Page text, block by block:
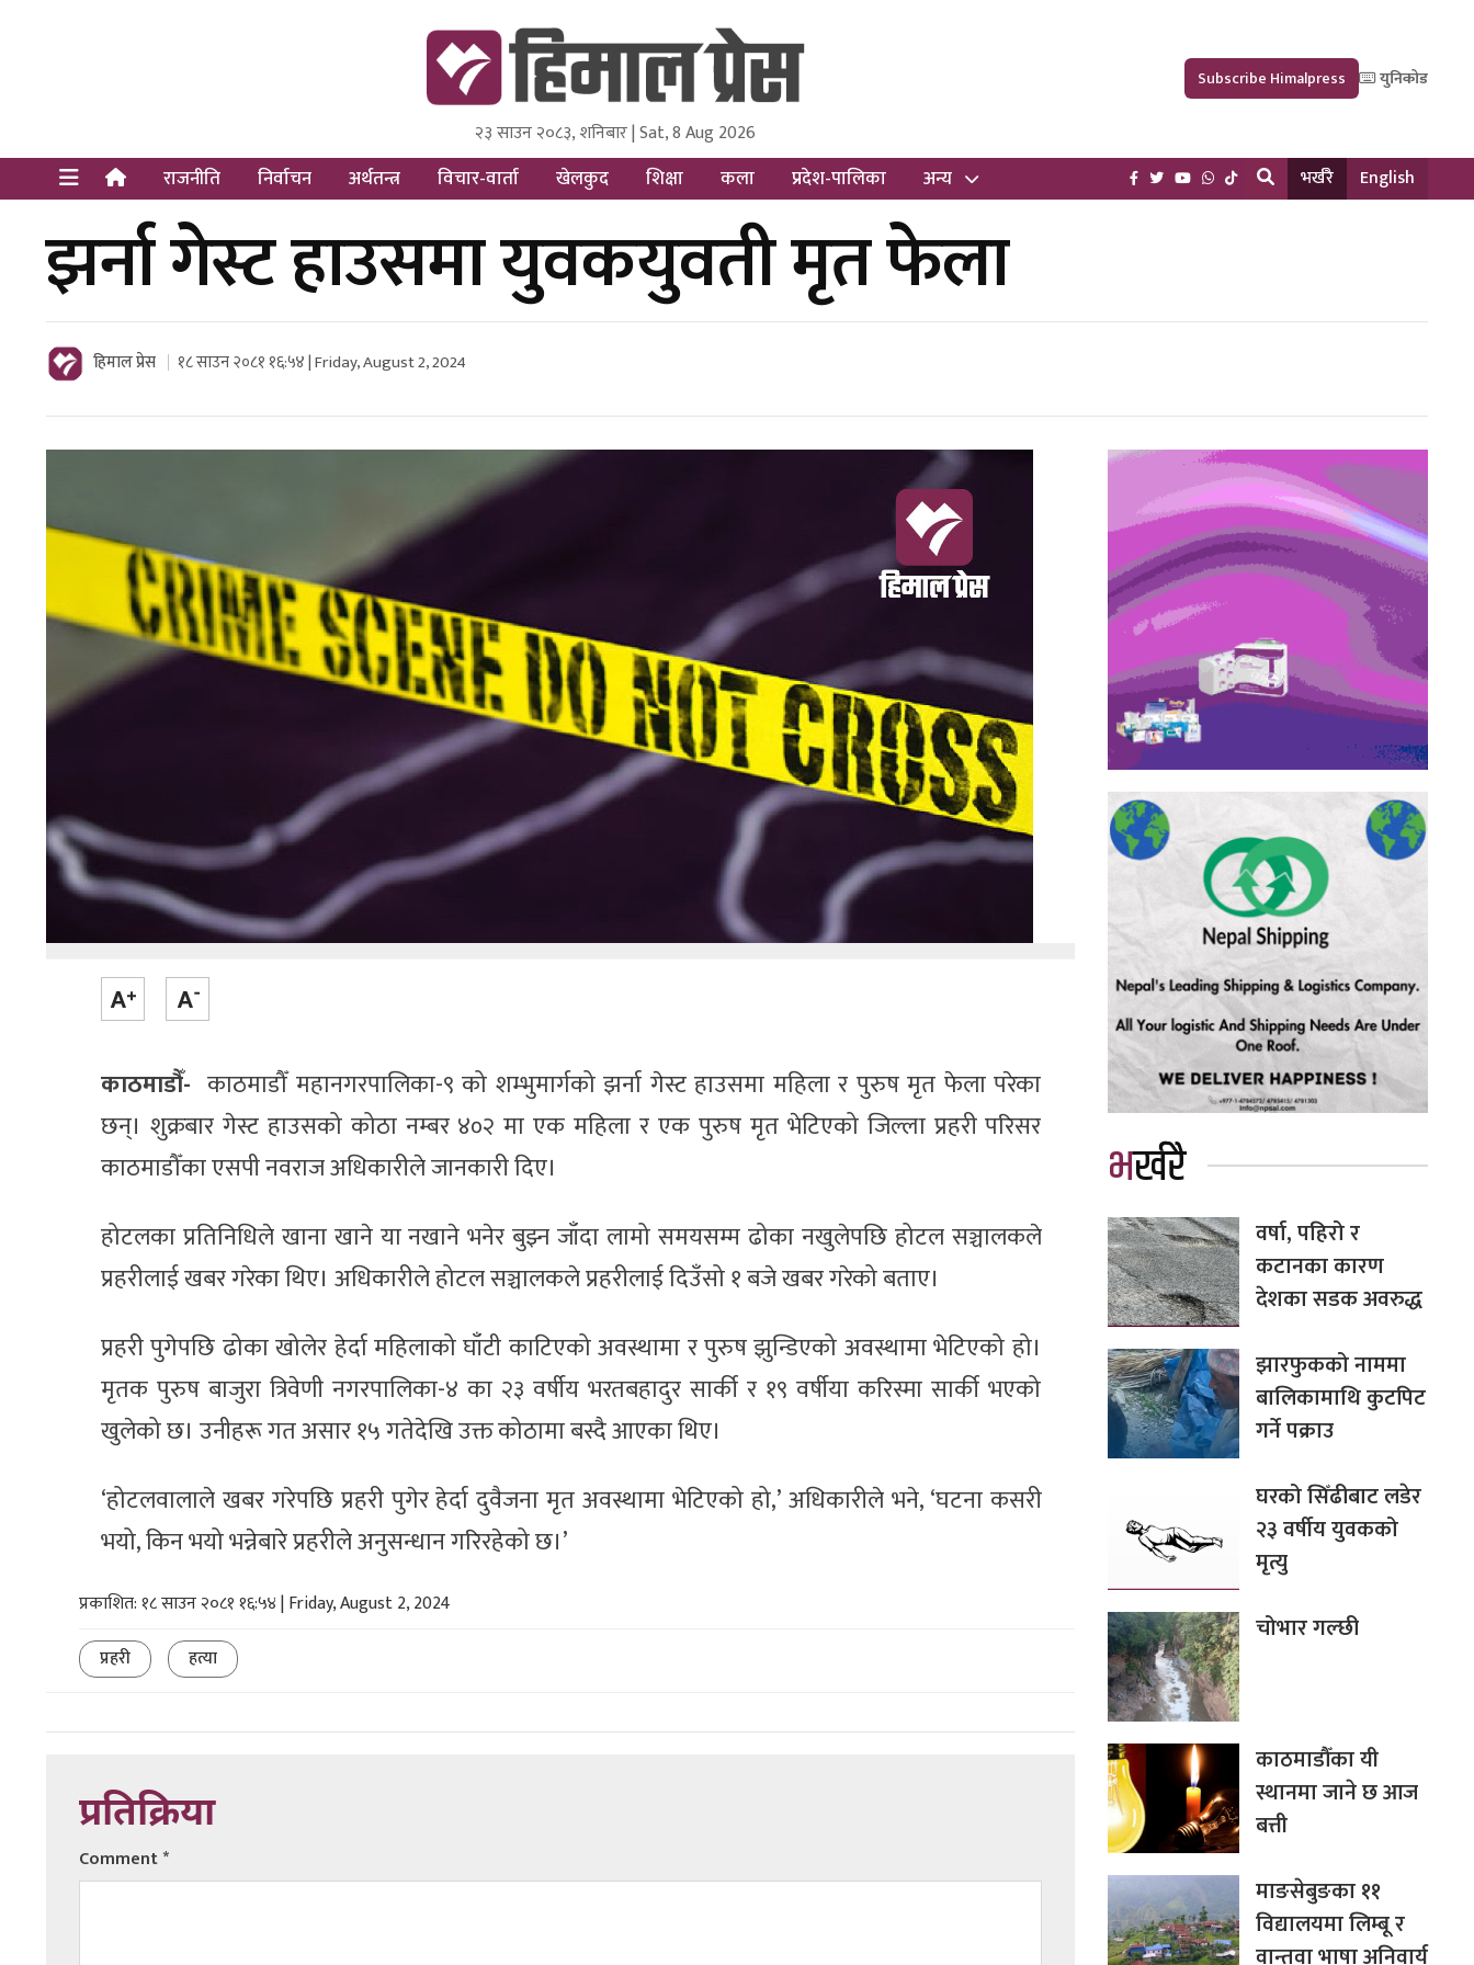
Himal Press
Dot NewsyNepal Media and Research Pvt Ltd.
२३ साउन २०८३, शनिबार | Sat, 8 Aug 2026
Subscribe Himalpress युनिकोड
राजनीति निर्वाचन अर्थतन्त्र विचार-वार्ता खेलकुद शिक्षा कला प्रदेश-पालिका अन्य भर्खरै English
झर्ना गेस्ट हाउसमा युवकयुवती मृत फेला
हिमाल प्रेस १८ साउन २०८१ १६:५४ | Friday, August 2, 2024
काठमाडौँ- काठमाडौँ महानगरपालिका-९ को शम्भुमार्गको झर्ना गेस्ट हाउसमा महिला र पुरुष मृत फेला परेका
छन्। शुक्रबार गेस्ट हाउसको कोठा नम्बर ४०२ मा एक महिला र एक पुरुष मृत भेटिएको जिल्ला प्रहरी परिसर
काठमाडौँका एसपी नवराज अधिकारीले जानकारी दिए।
होटलका प्रतिनिधिले खाना खाने या नखाने भनेर बुझ्न जाँदा लामो समयसम्म ढोका नखुलेपछि होटल सञ्चालकले
प्रहरीलाई खबर गरेका थिए। अधिकारीले होटल सञ्चालकले प्रहरीलाई दिउँसो १ बजे खबर गरेको बताए।
प्रहरी पुगेपछि ढोका खोलेर हेर्दा महिलाको घाँटी काटिएको अवस्थामा र पुरुष झुन्डिएको अवस्थामा भेटिएको हो।
मृतक पुरुष बाजुरा त्रिवेणी नगरपालिका-४ का २३ वर्षीय भरतबहादुर सार्की र १९ वर्षीया करिस्मा सार्की भएको
खुलेको छ। उनीहरू गत असार १५ गतेदेखि उक्त कोठामा बस्दै आएका थिए।
‘होटलवालाले खबर गरेपछि प्रहरी पुगेर हेर्दा दुवैजना मृत अवस्थामा भेटिएको हो,’ अधिकारीले भने, ‘घटना कसरी
भयो, किन भयो भन्नेबारे प्रहरीले अनुसन्धान गरिरहेको छ।’
प्रकाशित: १८ साउन २०८१ १६:५४ | Friday, August 2, 2024
प्रहरी
हत्या
प्रतिक्रिया
Comment*
भर्खरै
वर्षा, पहिरो र
कटानका कारण
देशका सडक अवरुद्ध
झारफुकको नाममा
बालिकामाथि कुटपिट
गर्ने पक्राउ
घरको सिँढीबाट लडेर
२३ वर्षीय युवकको
मृत्यु
चोभार गल्छी
काठमाडौँका यी
स्थानमा जाने छ आज
बत्ती
माङसेबुङका ११
विद्यालयमा लिम्बू र
वान्तवा भाषा अनिवार्य